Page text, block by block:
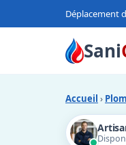
Déplacement
Sani
Accueil ›